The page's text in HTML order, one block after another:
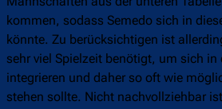
kommen, sodass Semedo sich in
könnte. Zu berücksichtigen ist
sehr viel Spielzeit benötigt, um sich
integrieren und daher so oft wie
stehen sollte. Nicht nachvollziehbar